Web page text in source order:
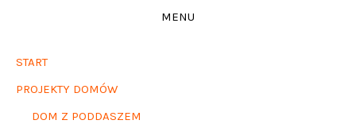
MENU
START
PROJEKTY DOMÓW
DOM Z PODDASZEM